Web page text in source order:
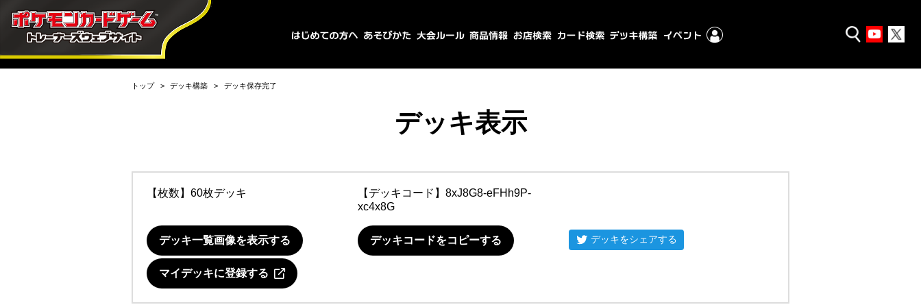
トップ デッキ構築 デッキ保存完了
デッキ表示
【枚数】60枚デッキ 【デッキコード】 8xJ8G8-eFHh9P-
xc4x8G
デッキ一覧画像を表示する デッキコードをコピーする デッキをシェアする
マイデッキに登録する